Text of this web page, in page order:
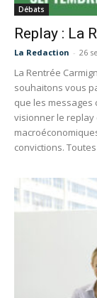
Débats
Replay : La
La Redaction - 26
La Rentrée
souhaitons vous
que les messages
visionner le replay
convictions. Toutes